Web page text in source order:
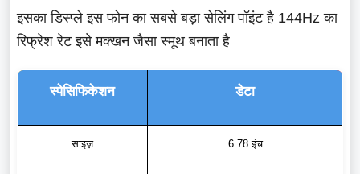
इसका डिस्प्ले इस फोन का सबसे बड़ा सेलिंग पॉइंट है 144Hz का
रिफ्रेश रेट इसे मक्खन जैसा स्मूथ बनाता है
स्पेसिफिकेशन डेटा
साइज़ 6.78 इंच